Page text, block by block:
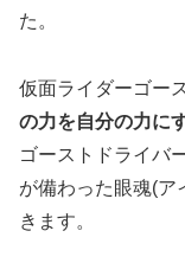
た。
仮面ライダーゴー
の力を自分の力に
ゴーストドライバ
が備わった眼魂(ア
きます。